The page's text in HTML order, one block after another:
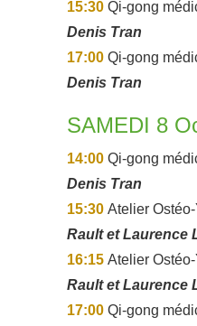
15:30 Qi-gong
Denis Tran
17:00 Qi-gong
Denis Tran
SAMEDI 8
14:00 Qi-gong
Denis Tran
15:30 Atelier
Rault et Laurence
16:15 Atelier
Rault et Laurence
17:00 Qi-gong